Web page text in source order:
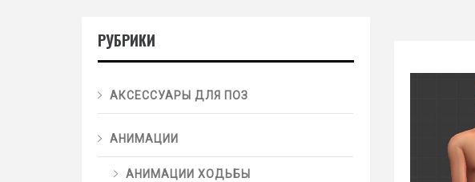
РУБРИКИ
АКСЕССУАРЫ ДЛЯ ПОЗ
АНИМАЦИИ
АНИМАЦИИ ХОДЬБЫ